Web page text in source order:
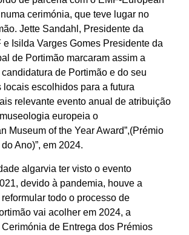
cerimónia, que teve lugar no
Jette Sandahl, Presidente da
e Isilda Varges Gomes Presidente da
de Portimão marcaram assim a
de Portimão e do seu
locais escolhidos para a futura
relevante evento anual de atribuição
europeia o
Museum of the Year Award”,(Prémio
Ano)”, em 2024.
algarvia ter visto o evento
devido à pandemia, houve a
todo o processo de
vai acolher em 2024, a
de Entrega dos Prémios